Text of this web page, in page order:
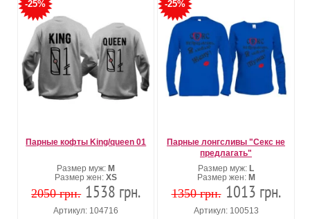
-25%
Парные кофты King/queen 01
Размер муж: M
Размер жен:XS
2050 грн. 1538 грн.
Артикул: 104716
-25%
Парные лонгсливы "Секс не
предлагать"
Размер муж: L
Размер жен: M
1350 грн. 1013 грн.
Артикул: 100513